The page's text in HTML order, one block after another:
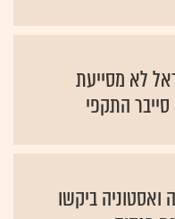
לא מסייעת
התקפי
ואסטוניה ביקשו